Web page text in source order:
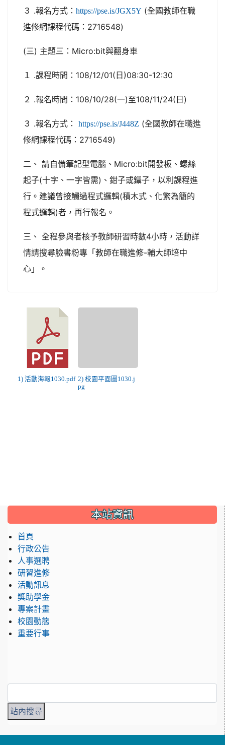
３ .報名方式： https://pse.is/JGX5Y (全國教師在職
進修網課程代碼：2716548)
(三) 主題三：Micro:bit與翻身車
１ .課程時間：108/12/01(日)08:30-12:30
２ .報名時間：108/10/28(一)至108/11/24(日)
３ .報名方式： https://pse.is/J448Z (全國教師在職進
修網課程代碼：2716549)
二、 請自備筆記型電腦、Micro:bit開發板、螺絲
起子(十字、一字皆需)、鉗子或鑷子，以利課程進
行。建議曾接觸過程式邏輯(積木式、化繁為簡的
程式邏輯)者，再行報名。
三、 全程參與者核予教師研習時數4小時，活動詳
情請搜尋臉書粉專「教師在職進修-輔大師培中
心」。
1) 活動海報1030.pdf 2) 校園平面圖1030.j
pg
::: 本站資訊
首頁
行政公告
人事選聘
研習進修
活動訊息
獎助學金
專案計畫
校園動態
重要行事